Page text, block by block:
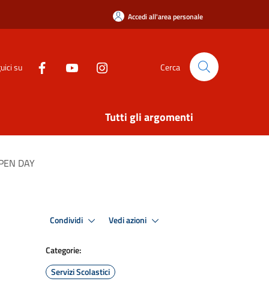
Accedi all'area personale
su Cerca
Tutti gli argomenti
DAY
Condividi Vedi azioni
Categorie:
Servizi Scolastici